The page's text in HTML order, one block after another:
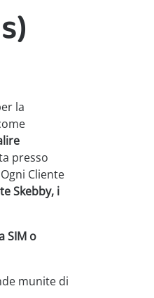
la
presso
Cliente
Skebby, i
SIM o
munite di